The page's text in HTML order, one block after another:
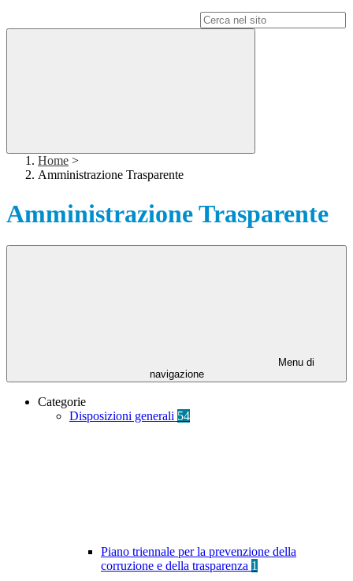
Home >
Amministrazione Trasparente
Amministrazione Trasparente
Menu di
navigazione
Categorie
Disposizioni generali 54
Piano triennale per la prevenzione della
corruzione e della trasparenza 1